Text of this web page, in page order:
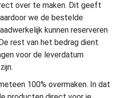
over te maken. Dit geeft
we de bestelde
kunnen reserveren
rest van het bedrag dient
voor de leverdatum
100% overmaken. In dat